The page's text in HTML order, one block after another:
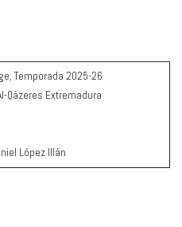
Temporada 2025-26
Qázeres Extremadura
López Illán